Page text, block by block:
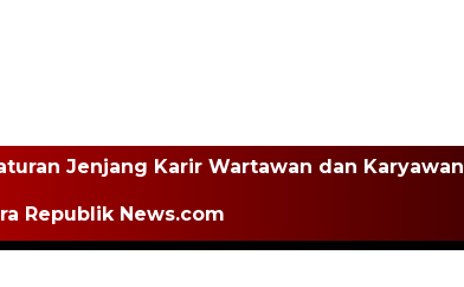
Jenjang Karir Wartawan dan Karyawan
Republik News.com